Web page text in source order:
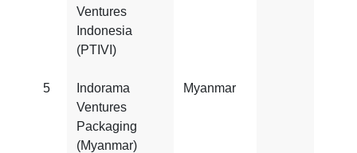
Ventures
Indonesia
(PTIVI)
5
Indorama
Ventures
Packaging
(Myanmar)
Myanmar